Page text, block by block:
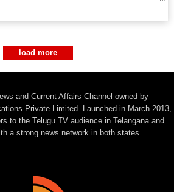
load more
and Current Affairs Channel owned by
Private Limited. Launched in March 2013,
to the Telugu TV audience in Telangana and
a strong news network in both states.